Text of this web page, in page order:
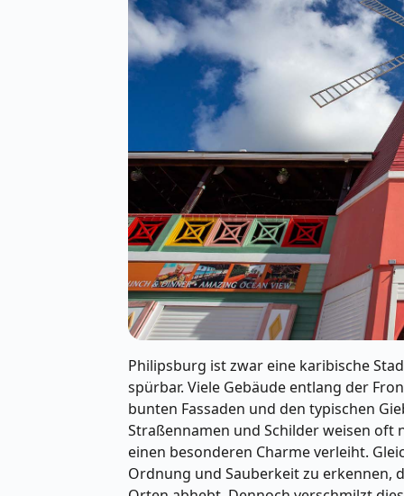
Philipsburg ist zwar eine karibische
spürbar. Viele Gebäude entlang der
bunten Fassaden und den typischen
Straßennamen und Schilder weisen oft
einen besonderen Charme verleiht.
Ordnung und Sauberkeit zu erkennen,